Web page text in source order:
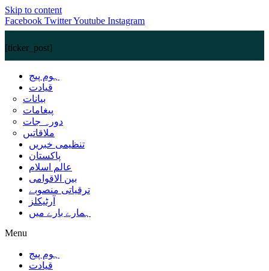
Skip to content
Facebook TwitterYoutube Instagram
[ticker_post]
ہوم پیج
قیادت
بیانات
پیغامات
دورہ جات
ملاقاتیں
تنظیمی خبریں
پاکستان
عالم اسلام
بین الاقوامی
ترقیاتی منصوبے
آرٹیکلز
ہمارے بارے میں
Menu
ہوم پیج
قیادت